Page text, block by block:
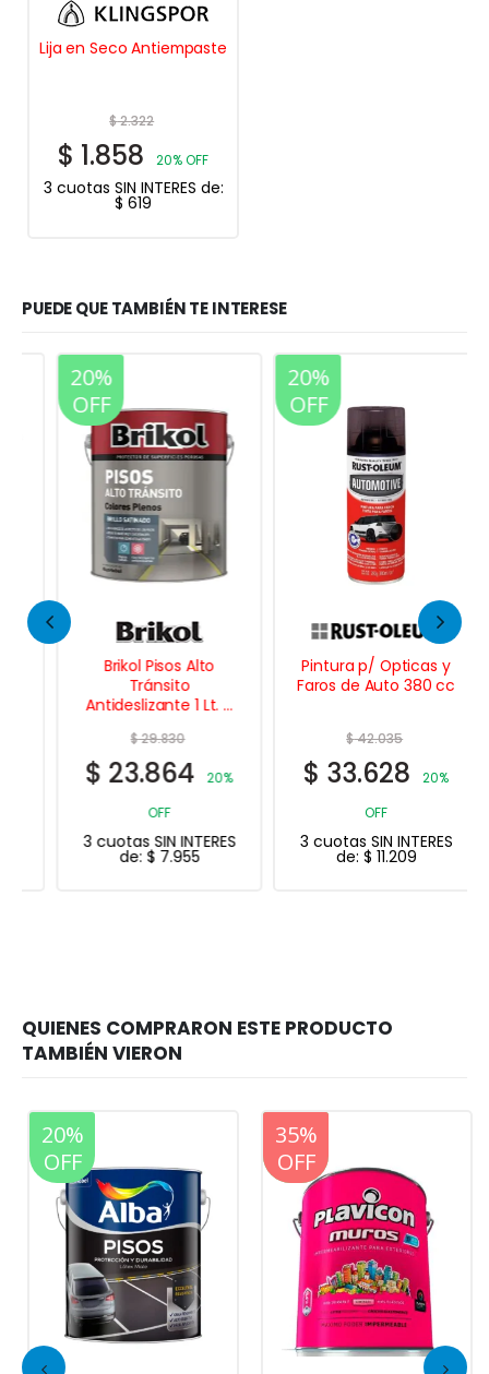
Lija en Seco Antiempaste
$2.322
$ 1.858 20% OFF
3 cuotas SIN INTERES de:
$ 619
PUEDE QUE TAMBIÉN TE INTERESE
20%
OFF
Brikol Pisos Alto
Tránsito
Antideslizante 1 Lt. –
29.830
23.864
20%
3 cuotas SIN INTERES
de:$7.955
20%
OFF
Pintura p/ Opticas y
Faros de Auto 380 cc
42.035
33.628
20%
3 cuotas SIN INTERES
de:$11.209
20%
OFF
20%
OFF
35%
OFF